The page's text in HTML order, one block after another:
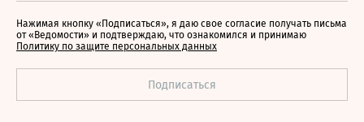
Нажимая кнопку «Подписаться», я даю свое согласие получать письма
от «Ведомости» и подтверждаю, что ознакомился и принимаю
Политику по защите персональных данных